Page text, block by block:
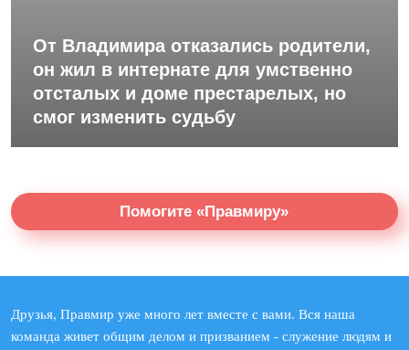
От Владимира отказались родители,
он жил в интернате для умственно
отсталых и доме престарелых, но
смог изменить судьбу
Помогите «Правмиру»
Друзья, Правмир уже много лет вместе с вами. Вся наша
команда живет общим делом и призванием - служение людям и